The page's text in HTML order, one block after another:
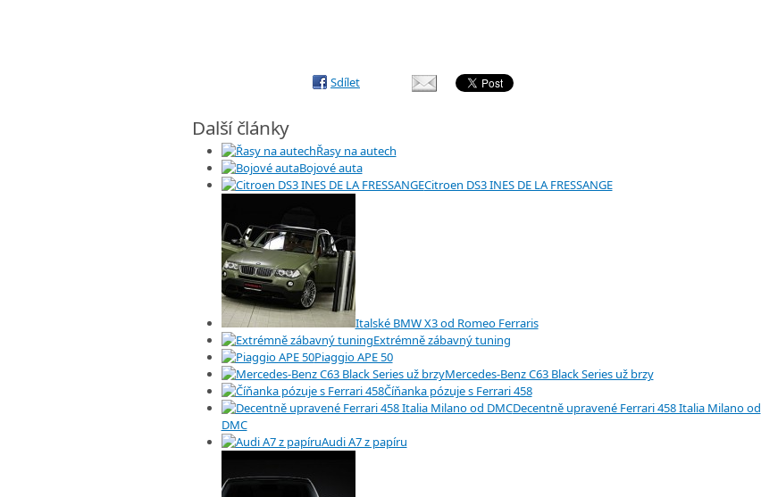
Sdílet
Další články
Řasy na autech
Bojové auta
Citroen DS3 INES DE LA FRESSANGE
Italské BMW X3 od Romeo Ferraris
Extrémně zábavný tuning
Piaggio APE 50
Mercedes-Benz C63 Black Series už brzy
Číňanka pózuje s Ferrari 458
Decentně upravené Ferrari 458 Italia Milano od
DMC
Audi A7 z papíru